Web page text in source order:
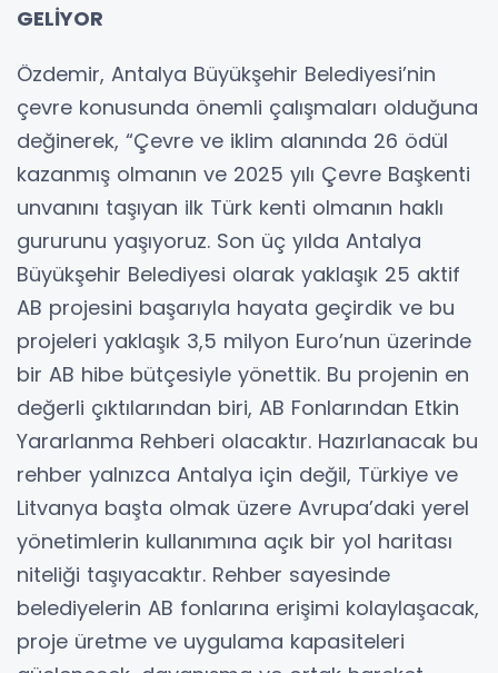
GELİYOR
Özdemir, Antalya Büyükşehir Belediyesi’nin
çevre konusunda önemli çalışmaları olduğuna
değinerek, “Çevre ve iklim alanında 26 ödül
kazanmış olmanın ve 2025 yılı Çevre Başkenti
unvanını taşıyan ilk Türk kenti olmanın haklı
gururunu yaşıyoruz. Son üç yılda Antalya
Büyükşehir Belediyesi olarak yaklaşık 25 aktif
AB projesini başarıyla hayata geçirdik ve bu
projeleri yaklaşık 3,5 milyon Euro’nun üzerinde
bir AB hibe bütçesiyle yönettik. Bu projenin en
değerli çıktılarından biri, AB Fonlarından Etkin
Yararlanma Rehberi olacaktır. Hazırlanacak bu
rehber yalnızca Antalya için değil, Türkiye ve
Litvanya başta olmak üzere Avrupa’daki yerel
yönetimlerin kullanımına açık bir yol haritası
niteliği taşıyacaktır. Rehber sayesinde
belediyelerin AB fonlarına erişimi kolaylaşacak,
proje üretme ve uygulama kapasiteleri